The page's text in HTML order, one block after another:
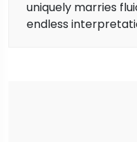
uniquely marries
endless